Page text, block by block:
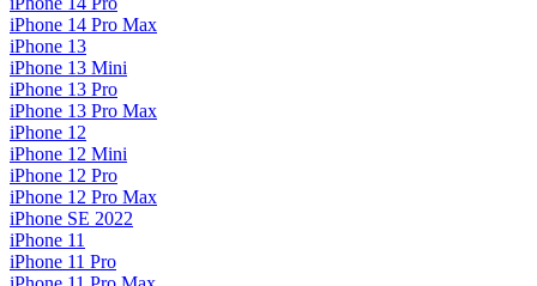
iPhone 14 Pro Max
iPhone 13
iPhone 13 Mini
iPhone 13 Pro
iPhone 13 Pro Max
iPhone 12
iPhone 12 Mini
iPhone 12 Pro
iPhone 12 Pro Max
iPhone SE 2022
iPhone 11
iPhone 11 Pro